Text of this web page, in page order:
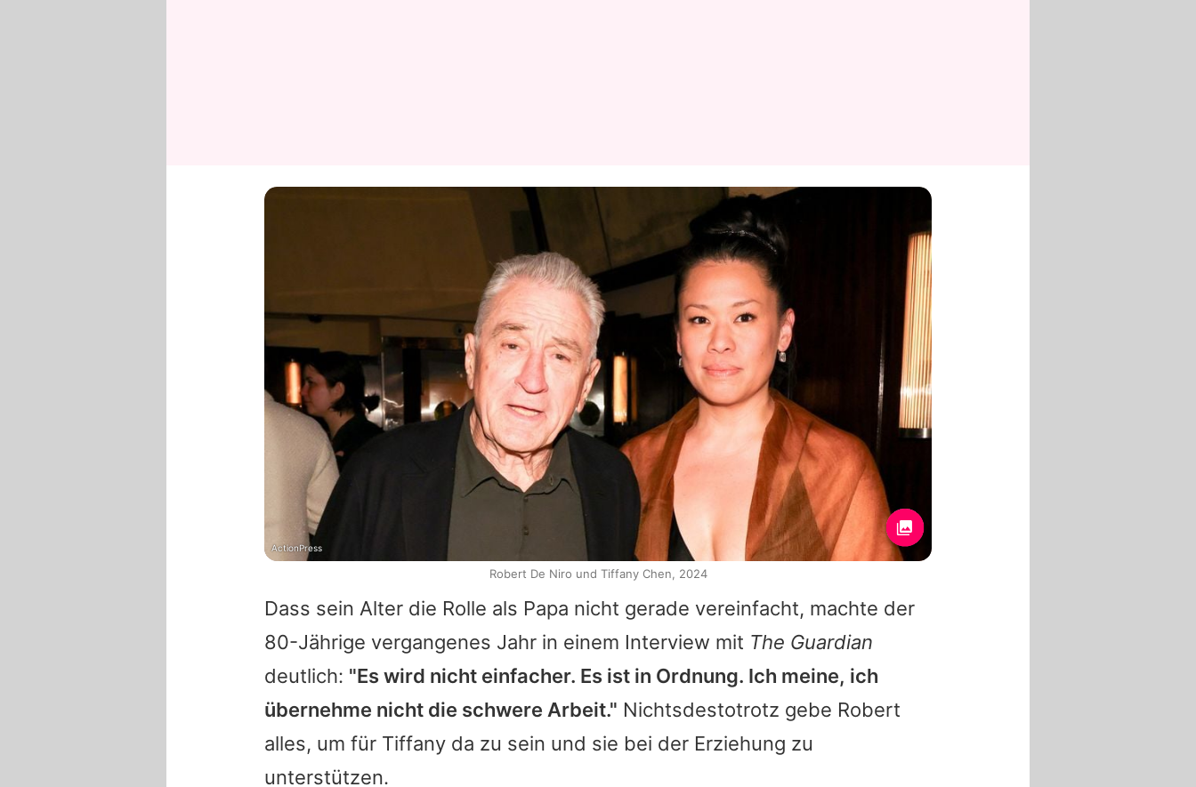
Dass sein Alter die Rolle als Papa nicht gerade vereinfacht, machte der
80-Jährige vergangenes Jahr in einem Interview mit The Guardian
deutlich: "Es wird nicht einfacher. Es ist in Ordnung. Ich meine, ich
übernehme nicht die schwere Arbeit." Nichtsdestotrotz gebe Robert
alles, um für Tiffany da zu sein und sie bei der Erziehung zu
unterstützen.
ActionPress
Robert De Niro und Tiffany Chen, 2024